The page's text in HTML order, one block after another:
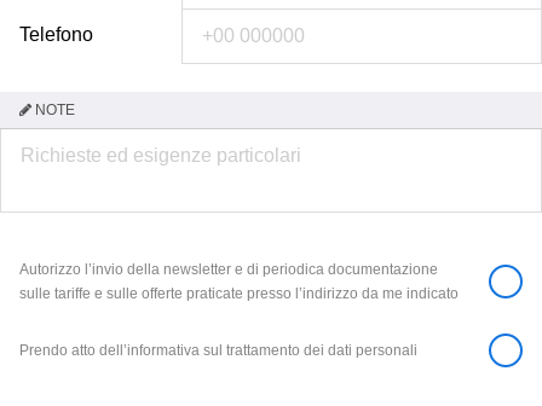
Telefono
NOTE
Autorizzo l’invio della newsletter e di periodica documentazione
sulle tariffe e sulle offerte praticate presso l’indirizzo da me indicato
Prendo atto dell’informativa sul trattamento dei dati personali